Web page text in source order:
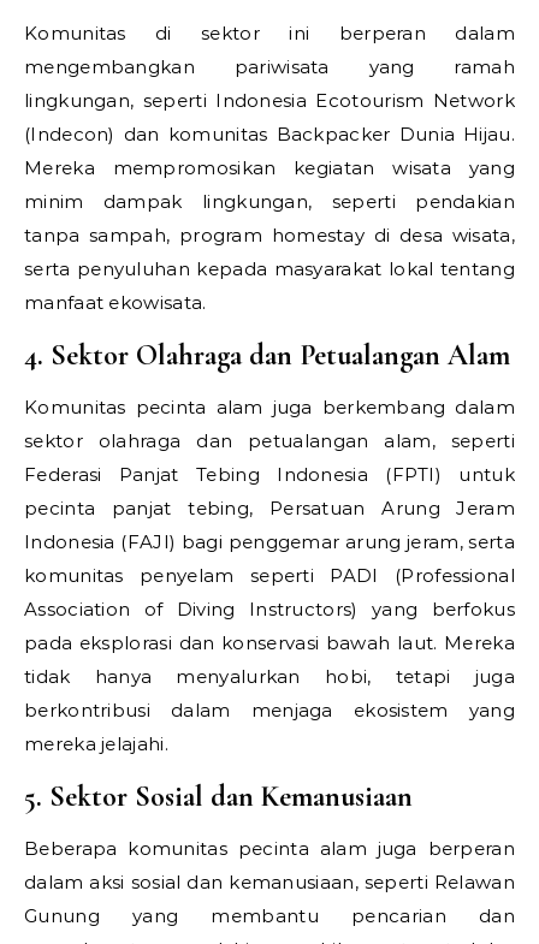
Komunitas di sektor ini berperan dalam
mengembangkan pariwisata yang ramah
lingkungan, seperti Indonesia Ecotourism Network
(Indecon) dan komunitas Backpacker Dunia Hijau.
Mereka mempromosikan kegiatan wisata yang
minim dampak lingkungan, seperti pendakian
tanpa sampah, program homestay di desa wisata,
serta penyuluhan kepada masyarakat lokal tentang
manfaat ekowisata.
4. Sektor Olahraga dan Petualangan Alam
Komunitas pecinta alam juga berkembang dalam
sektor olahraga dan petualangan alam, seperti
Federasi Panjat Tebing Indonesia (FPTI) untuk
pecinta panjat tebing, Persatuan Arung Jeram
Indonesia (FAJI) bagi penggemar arung jeram, serta
komunitas penyelam seperti PADI (Professional
Association of Diving Instructors) yang berfokus
pada eksplorasi dan konservasi bawah laut. Mereka
tidak hanya menyalurkan hobi, tetapi juga
berkontribusi dalam menjaga ekosistem yang
mereka jelajahi.
5. Sektor Sosial dan Kemanusiaan
Beberapa komunitas pecinta alam juga berperan
dalam aksi sosial dan kemanusiaan, seperti Relawan
Gunung yang membantu pencarian dan